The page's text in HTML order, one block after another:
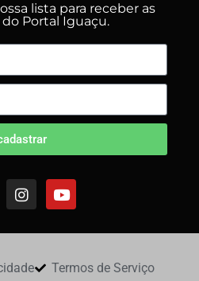
lista para receber as
Portal Iguaçu.
Termos de Serviço